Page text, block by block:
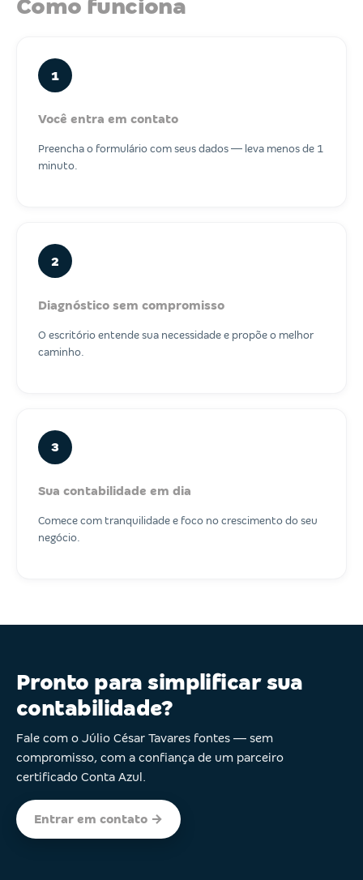
Como funciona
1
Você entra em contato
Preencha o formulário com seus dados — leva menos de 1
minuto.
2
Diagnóstico sem compromisso
O escritório entende sua necessidade e propõe o melhor
caminho.
3
Sua contabilidade em dia
Comece com tranquilidade e foco no crescimento do seu
negócio.
Pronto para simplificar sua
contabilidade?
Fale com o Júlio César Tavares fontes — sem
compromisso, com a confiança de um parceiro
certificado Conta Azul.
Entrar em contato →